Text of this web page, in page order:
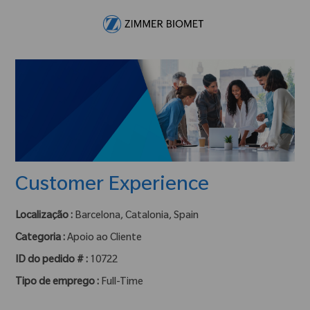
Customer Experience
Localização : Barcelona, Catalonia, Spain
Categoria :Apoio ao Cliente
ID do pedido # : 10722
Tipo de emprego : Full-Time